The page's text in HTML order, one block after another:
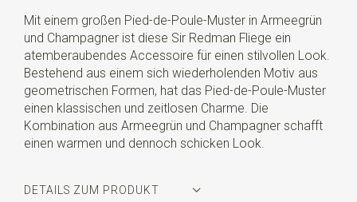
Mit einem großen Pied-de-Poule-Muster in Armeegrün
und Champagner ist diese Sir Redman Fliege ein
atemberaubendes Accessoire für einen stilvollen Look.
Bestehend aus einem sich wiederholenden Motiv aus
geometrischen Formen, hat das Pied-de-Poule-Muster
einen klassischen und zeitlosen Charme. Die
Kombination aus Armeegrün und Champagner schafft
einen warmen und dennoch schicken Look.
DETAILS ZUM PRODUKT